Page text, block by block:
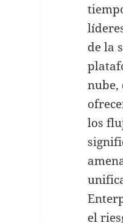
de la
nube,
los
el